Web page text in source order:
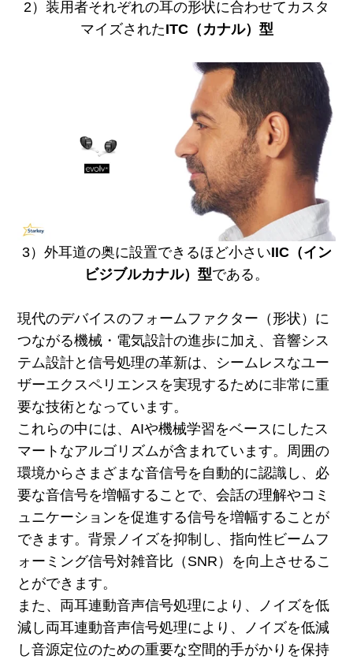
2）装用者それぞれの耳の形状に合わせてカスタ
マイズされたITC（カナル）型
3）外耳道の奥に設置できるほど小さいIIC（イン
ビジブルカナル）型である。
現代のデバイスのフォームファクター（形状）に
つながる機械・電気設計の進歩に加え、音響シス
テム設計と信号処理の革新は、シームレスなユー
ザーエクスペリエンスを実現するために非常に重
要な技術となっています。
これらの中には、AIや機械学習をベースにしたス
マートなアルゴリズムが含まれています。周囲の
環境からさまざまな音信号を自動的に認識し、必
要な音信号を増幅することで、会話の理解やコミ
ュニケーションを促進する信号を増幅することが
できます。背景ノイズを抑制し、指向性ビームフ
ォーミング信号対雑音比（SNR）を向上させるこ
とができます。
また、両耳連動音声信号処理により、ノイズを低
減し両耳連動音声信号処理により、ノイズを低減
し音源定位のための重要な空間的手がかりを保持